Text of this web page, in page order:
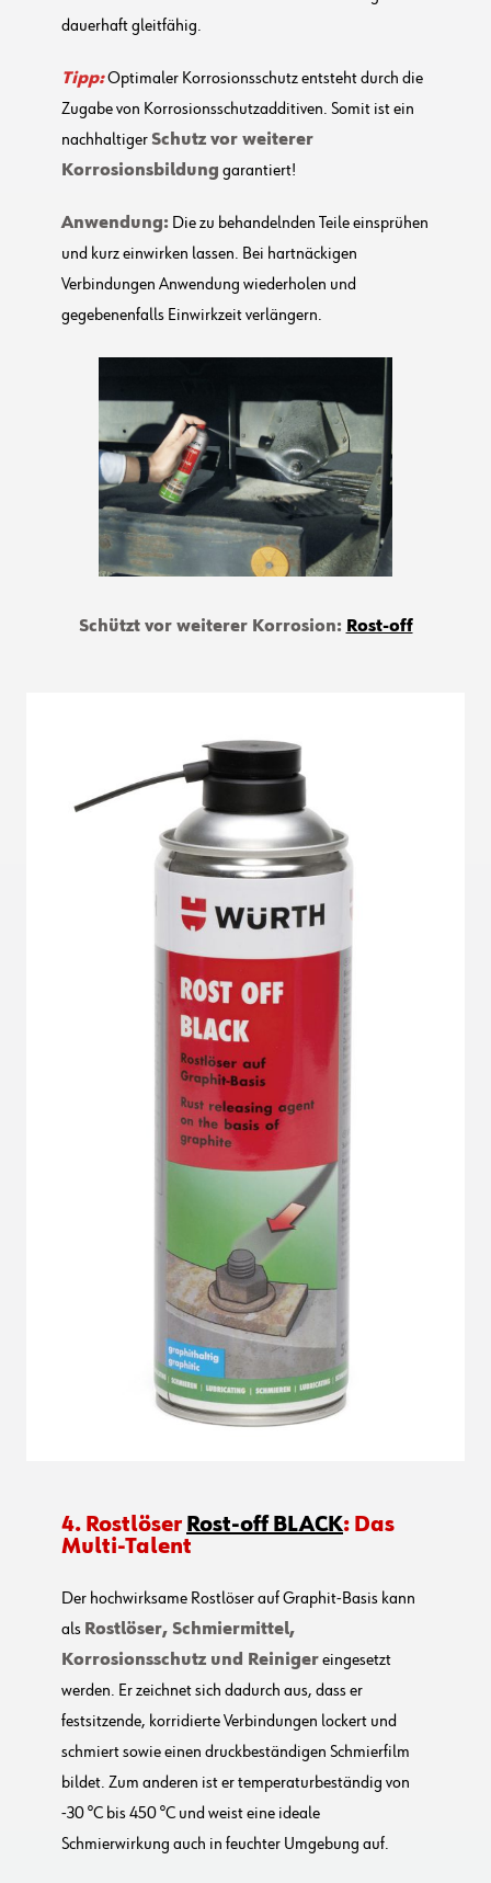
dauerhaft gleitfähig.
Tipp:Optimaler Korrosionsschutz entsteht durch die
Zugabe von Korrosionsschutzadditiven. Somit ist ein
nachhaltigerSchutz vor weiterer
Korrosionsbildung garantiert!
Anwendung: Die zu behandelnden Teile einsprühen
und kurz einwirken lassen. Bei hartnäckigen
Verbindungen Anwendung wiederholen und
gegebenenfalls Einwirkzeit verlängern.
Schützt vor weiterer Korrosion: Rost-off
4. Rostlöser Rost-off BLACK: Das
Multi-Talent
Der hochwirksame Rostlöser auf Graphit-Basis kann
als Rostlöser, Schmiermittel,
Korrosionsschutz und Reinigereingesetzt
werden. Er zeichnet sich dadurch aus, dass er
festsitzende, korridierte Verbindungen lockert und
schmiert sowie einen druckbeständigen Schmierfilm
bildet. Zum anderen ist er temperaturbeständig von
-30 °C bis 450 °C und weist eine ideale
Schmierwirkung auch in feuchter Umgebung auf.